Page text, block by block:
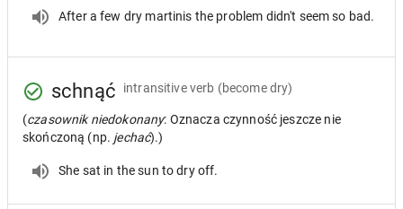
After a few dry martinis the problem didn't seem so bad.
schnąć intransitive verb (become dry)
(czasownik niedokonany: Oznacza czynność jeszcze nie
skończoną (np. jechać).)
She sat in the sun to dry off.